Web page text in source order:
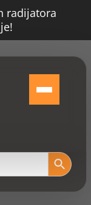
radijatora